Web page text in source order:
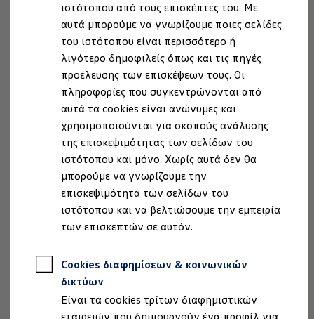
ιστότοπου από τους επισκέπτες του. Με
αυτά μπορούμε να γνωρίζουμε ποιες σελίδες
του ιστότοπου είναι περισσότερο ή
λιγότερο δημοφιλείς όπως και τις πηγές
προέλευσης των επισκέψεων τους. Οι
πληροφορίες που συγκεντρώνονται από
αυτά τα cookies είναι ανώνυμες και
χρησιμοποιούνται για σκοπούς ανάλυσης
της επισκεψιμότητας των σελίδων του
ιστότοπου και μόνο. Χωρίς αυτά δεν θα
μπορούμε να γνωρίζουμε την
επισκεψιμότητα των σελίδων του
ιστότοπου και να βελτιώσουμε την εμπειρία
των επισκεπτών σε αυτόν.
Cookies διαφημίσεων & κοινωνικών
δικτύων
Είναι τα cookies τρίτων διαφημιστικών
εταιρειών που δημιουργούν ένα προφίλ για
Ιδιοκτήτες και υπηρεσίες After Sales
myVolkswagen
Service και γνήσια ανταλλακτικά
Επιθεώρηση & ΚΤΕΟ
Επισκευές & έλεγχοι
Λιπαντικά κινητήρα και υγρά
Τροχοί και ελαστικά
Οδική Βοήθεια
Volkswagen Service
Ανταλλακτικά Volkswagen
Γνήσια αξεσουάρ Volkswagen
Γνήσια αξεσουάρ Volkswagen ειδικά για κάθε
Εσωτερική και εξωτερική προστασία
Λύσεις μεταφοράς και αποσκευών
Ψυχαγωγία και ηλεκτρονικές συσκευές
Εξατομίκευση
Επιτοίχιος σταθμός φόρτισης και καλώδια
Συλλογές Lifestyle
Εφαρμογές Volkswagen, σύνδεση και
Σύνδεση κινητού τηλεφώνου και οχήματος
We Charge - Υπηρεσία Φόρτισης
Πληροφορίες Πελάτη
Επιλεγμένα ελαστικά επιβατικών που
αγοράστηκαν από τους συμμετέχοντες
Συνεργάτες της Volkswagen.
Επιλεγμένα Ελαστικά ελαφρών φορτηγών έως
5,9 t που αγοράστηκαν από τους συμμετέχοντες
Συνεργάτες της Volkswagen.
Καλύπτει τους ακόλουθους τύπους
ζημιών:
Ζημιά στα ελαστικά που προκαλείται από
καρφιά, θραύσματα ή άλλα αιχμηρά
Βανδαλισμός – σκόπιμη ζημιά στα ελαστικά σας
που προκαλείται από τρίτους.
Ζημιά ελαστικού που προκλήθηκε από σαφή